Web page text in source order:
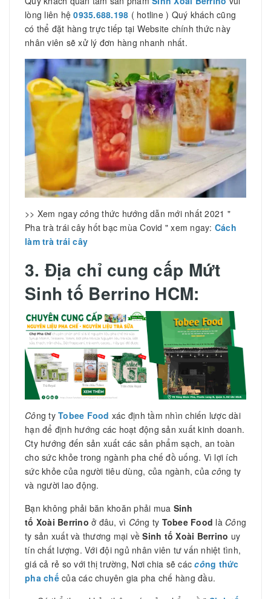
lòng liên hệ0935.688.198 ( hotline ) Quý khách cũng
có thể đặt hàng trực tiếp tại Website chính thức này
nhân viên sẽ xử lý đơn hàng nhanh nhất.
>> Xem ngay công thức hướng dẫn mới nhất 2021 "
Pha trà trái cây hốt bạc mùa Covid " xem ngay: Cách
làm trà trái cây
3. Địa chỉ cung cấp Mứt
Sinh tố Berrino HCM:
Công ty Tobee Food xác định tầm nhìn chiến lược dài
hạn để định hướng các hoạt động sản xuất kinh doanh.
Cty hướng đến sản xuất các sản phẩm sạch, an toàn
cho sức khỏe trong ngành pha chế đồ uống. Vì lợi ích
sức khỏe của người tiêu dùng, của ngành, củacông ty
và người lao động.
Bạn không phải băn khoăn phải mua Sinh
tố Xoài Berrino ở đâu, vì Công ty Tobee Food là Công
ty sản xuất và thương mại vềSinh tố Xoài Berrino uy
tín chất lượng. Với đội ngủ nhân viên tư vấn nhiệt tình,
giá cả rẻ so với thị trường, Nơi chia sẽ cáccông thức
pha chếcủa các chuyên gia pha chế hàng đầu.